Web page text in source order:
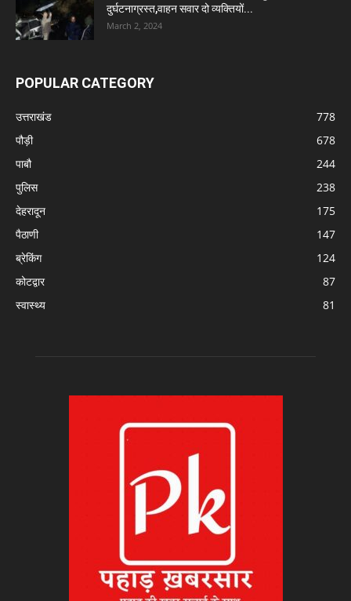
दुर्घटनाग्रस्त,वाहन सवार दो व्यक्तियों...
March 2, 2024
POPULAR CATEGORY
उत्तराखंड
778
पौड़ी
678
पाबौ
244
पुलिस
238
देहरादून
175
पैठाणी
147
ब्रेकिंग
124
कोटद्वार
87
स्वास्थ्य
81